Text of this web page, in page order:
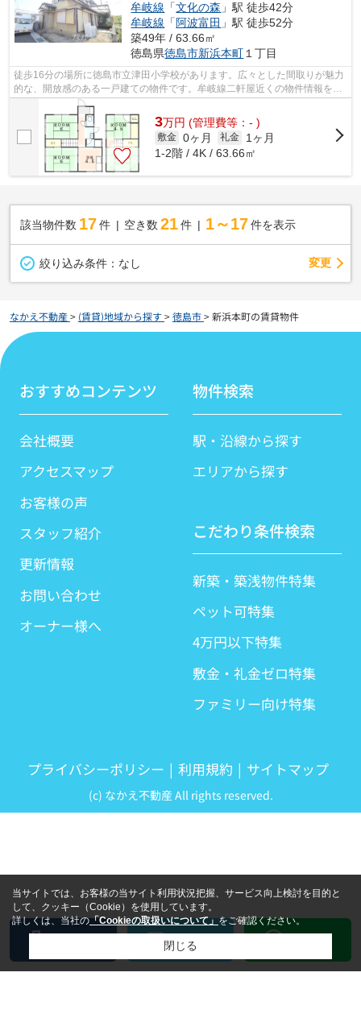
牟岐線 「文化の森 」駅 徒歩42分
牟岐線 「 阿波富田 」駅 徒歩52分
築49年 / 63.66㎡
徳島県徳島市新浜本町１丁目
徒歩16分の場所に徳島市立津田小学校があります。広々とした間取りが魅力
的な、開放感のある一戸建ての物件です。牟岐線二軒屋近くの物件情報を数
多く取り揃えています。気になった方...
3万円 (管理費等：- )
敷金 0ヶ月 礼金
1ヶ月
1-2階 / 4K / 63.66㎡
該当物件数 17件 空き数 21 件 1～17 件を表示
絞り込み条件： なし 変更
なかえ不動産> (賃貸)地域から探す>徳島市>新浜本町の賃貸物件
電話 メール LINE
おすすめコンテンツ
会社概要
アクセスマップ
お客様の声
スタッフ紹介
更新情報
お問い合わせ
オーナー様へ
物件検索
駅・沿線から探す
エリアから探す
こだわり条件検索
新築・築浅物件特集
ペット可特集
4万円以下特集
敷金・礼金ゼロ特集
ファミリー向け特集
プライバシーポリシー 利用規約 サイトマップ
(c) なかえ不動産 All rights reserved.
当サイトでは、お客様の当サイト利用状況把握、サービス向上検討を目的と
して、クッキー（Cookie）を使用しています。
詳しくは、当社の「Cookieの取扱いについて」をご確認ください。
閉じる